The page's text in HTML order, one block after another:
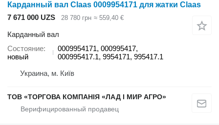
Карданный вал Claas 0009954171 для жатки Claas
7 671 000 UZS
28 780 грн ≈ 559,40 €
Карданный вал
Состояние
новый
0009954171, 000995417,
000995417.1, 9954171, 995417.1
Украина, м. Київ
ТОВ «ТОРГОВА КОМПАНІЯ «ЛАД І МИР АГРО»